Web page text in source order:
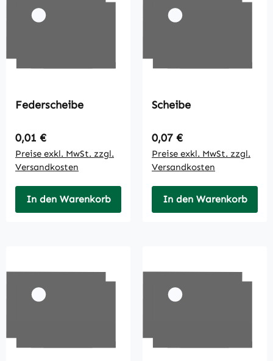
Federscheibe
Regulärer Preis:
0,01 €
Preise exkl. MwSt. zzgl.
Versandkosten
In den Warenkorb
Scheibe
Regulärer Preis:
0,07 €
Preise exkl. MwSt. zzgl.
Versandkosten
In den Warenkorb